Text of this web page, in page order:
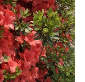
和透气性。